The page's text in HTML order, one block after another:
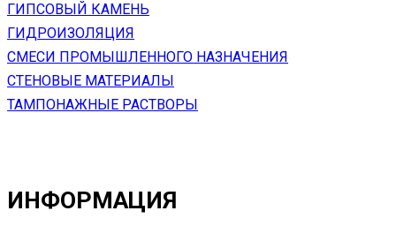
ГИПСОВЫЙ КАМЕНЬ
ГИДРОИЗОЛЯЦИЯ
СМЕСИ ПРОМЫШЛЕННОГО НАЗНАЧЕНИЯ
СТЕНОВЫЕ МАТЕРИАЛЫ
ТАМПОНАЖНЫЕ РАСТВОРЫ
ИНФОРМАЦИЯ